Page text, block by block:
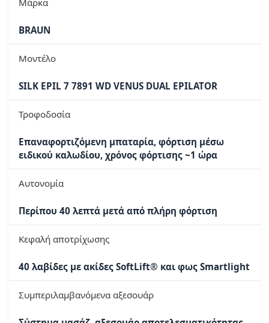
BRAUN
Μοντέλο
SILK EPIL 7 7891 WD VENUS DUAL EPILATOR
Τροφοδοσία
Επαναφορτιζόμενη μπαταρία, φόρτιση μέσω
ειδικού καλωδίου, χρόνος φόρτισης ~1 ώρα
Αυτονομία
Περίπου 40 λεπτά μετά από πλήρη φόρτιση
Κεφαλή αποτρίχωσης
40 λαβίδες με ακίδες SoftLift® και φως Smartlight
Συμπεριλαμβανόμενα αξεσουάρ